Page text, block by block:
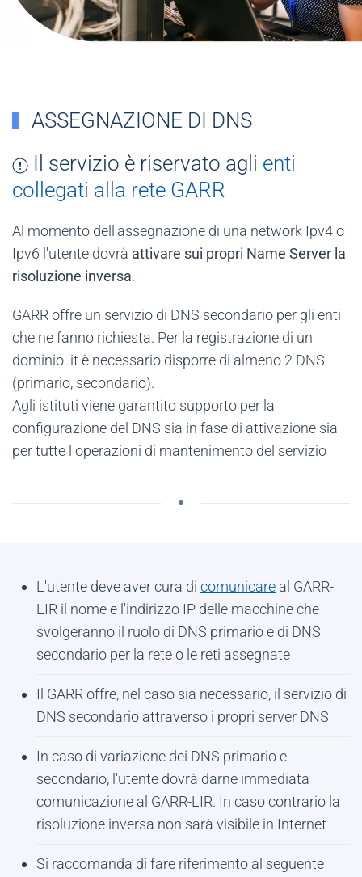
ASSEGNAZIONE DI DNS
Il servizio è riservato agli enti
collegati alla rete GARR
Al momento dell'assegnazione di una network Ipv4 o
Ipv6 l'utente dovrà attivare sui propri Name Server la
risoluzione inversa.
GARR offre un servizio di DNS secondario per gli enti
che ne fanno richiesta. Per la registrazione di un
dominio .it è necessario disporre di almeno 2 DNS
(primario, secondario).
Agli istituti viene garantito supporto per la
configurazione del DNS sia in fase di attivazione sia
per tutte l operazioni di mantenimento del servizio
L'utente deve aver cura di comunicare al GARR-
LIR il nome e l'indirizzo IP delle macchine che
svolgeranno il ruolo di DNS primario e di DNS
secondario per la rete o le reti assegnate
Il GARR offre, nel caso sia necessario, il servizio di
DNS secondario attraverso i propri server DNS
In caso di variazione dei DNS primario e
secondario, l'utente dovrà darne immediata
comunicazione al GARR-LIR. In caso contrario la
risoluzione inversa non sarà visibile in Internet
Si raccomanda di fare riferimento al seguente